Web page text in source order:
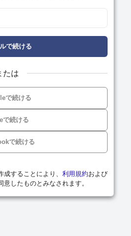
で続ける
たは
で続ける
で続ける
で続ける
することにより、 利用規約および
意したものとみなされます。